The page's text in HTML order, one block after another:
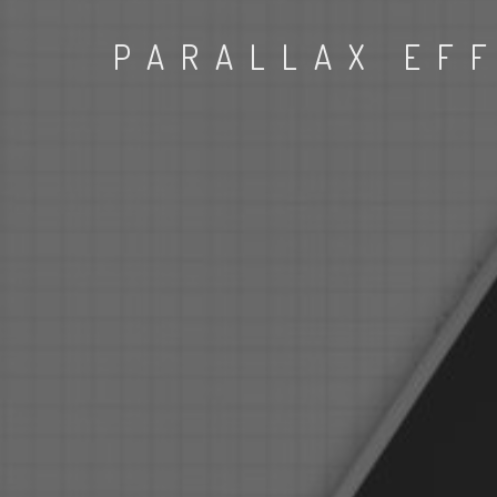
PARALLAX